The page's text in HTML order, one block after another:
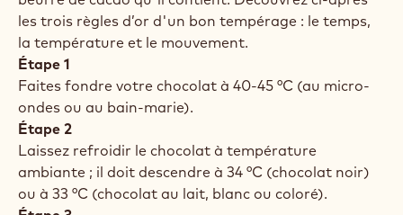
refroidissement, ce qui le rendra plus facile à
démouler. Si le chocolat est simplement fondu
(entre 40 et 45 °C) et refroidi à une température de
travail adaptée, le produit fini ne sera pas brillant. Si
vous faites l’effort de porter correctement votre
chocolat à la bonne température de travail, vous
avez l'assurance d’obtenir le résultat final escompté.
C’est ce que nous appelons le tempérage : la mise du
chocolat à la bonne température de travail tout en
veillant à la stabilité de la structure cristalline du